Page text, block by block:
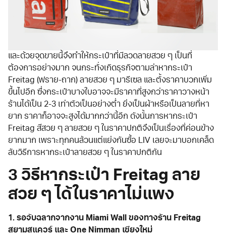
และด้วยจุดขายนี้จึงทำให้กระเป๋าที่มีลวดลายสวย ๆ เป็นที่
ต้องการอย่างมาก จนกระทั่งเกิดธุรกิจตามล่าหากระเป๋า
Freitag (ฟราย-ถาก) ลายสวย ๆ มารีเซล และตั้งราคาบวกเพิ่ม
ขึ้นไปอีก ซึ่งกระเป๋าบางใบอาจจะมีราคาที่สูงกว่าราคาวางหน้า
ร้านได้เป็น 2-3 เท่าตัวเป็นอย่างต่ำ ยิ่งเป็นผ้าหรือเป็นลายที่หา
ยาก ราคาก็อาจจะสูงได้มากกว่านี้อีก ดังนั้นการหากระเป๋า
Freitag สีสวย ๆ ลายสวย ๆ ในราคาปกติจึงเป็นเรื่องที่ค่อนข้าง
ยากมาก เพราะทุกคนล้วนแต่แย่งกันซื้อ LIV เลยจะมาบอกเคล็ด
ลับวิธีการหากระเป๋าลายสวย ๆ ในราคาปกติกัน
3 วิธีหากระเป๋า Freitag ลาย
สวย ๆ ได้ในราคาไม่แพง
1. รอจับฉลากจากงาน Miami Wall ของทางร้าน Freitag
สยามสแควร์ และ One Nimman เชียงใหม่